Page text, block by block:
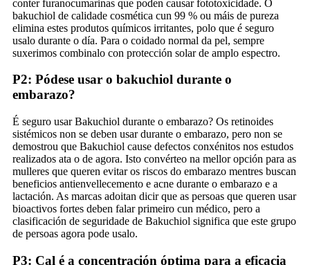
conter furanocumarinas que poden causar fototoxicidade. O
bakuchiol de calidade cosmética cun 99 % ou máis de pureza
elimina estes produtos químicos irritantes, polo que é seguro
usalo durante o día. Para o coidado normal da pel, sempre
suxerimos combinalo con protección solar de amplo espectro.
P2: Pódese usar o bakuchiol durante o
embarazo?
É seguro usar Bakuchiol durante o embarazo? Os retinoides
sistémicos non se deben usar durante o embarazo, pero non se
demostrou que Bakuchiol cause defectos conxénitos nos estudos
realizados ata o de agora. Isto convérteo na mellor opción para as
mulleres que queren evitar os riscos do embarazo mentres buscan
beneficios antienvellecemento e acne durante o embarazo e a
lactación. As marcas adoitan dicir que as persoas que queren usar
bioactivos fortes deben falar primeiro cun médico, pero a
clasificación de seguridade de Bakuchiol significa que este grupo
de persoas agora pode usalo.
P3: Cal é a concentración óptima para a eficacia